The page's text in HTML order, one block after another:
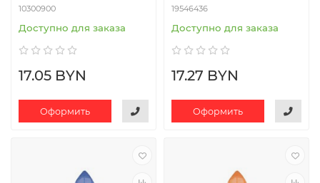
10300900
Доступно для заказа
17.05 BYN
Оформить
19546436
Доступно для заказа
17.27 BYN
Оформить